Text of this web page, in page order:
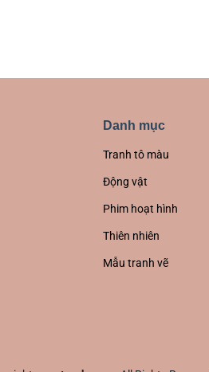
Danh mục
Tranh tô màu
Động vật
Phim hoạt hình
Thiên nhiên
Mẫu tranh vẽ